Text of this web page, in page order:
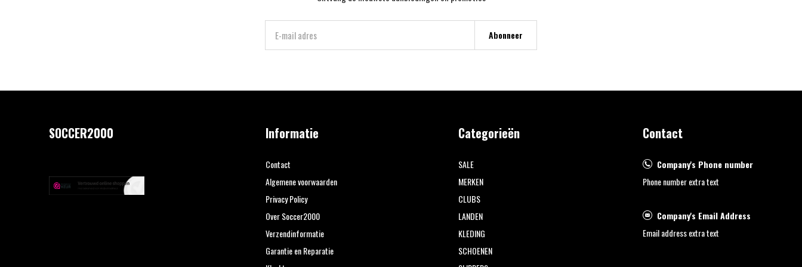
Abonneer
SOCCER2000 Informatie
Contact
Algemene voorwaarden
Privacy Policy
Over Soccer2000
Verzendinformatie
Garantie en Reparatie
Categorieën
SALE
MERKEN
CLUBS
LANDEN
KLEDING
SCHOENEN
Contact
Company's Phone number
Phone number extra text
Company's Email Address
Email address extra text